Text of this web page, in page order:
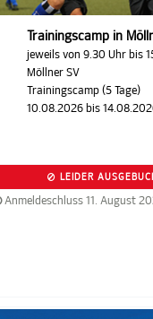
Trainingscamp in
jeweils von 9.30 Uhr bis
Möllner SV
Trainingscamp (5 Tage)
10.08.2026 bis
LEIDER
Anmeldeschluss 11. August